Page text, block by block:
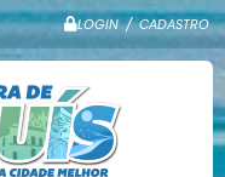
LOGIN / CADASTRO